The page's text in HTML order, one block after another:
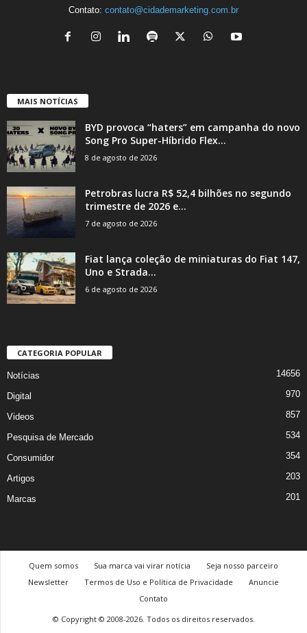
Contato: contato@cidademarketing.com.br
MAIS NOTÍCIAS
BYD provoca “haters” em campanha do novo
Song Pro Super-Híbrido Flex...
8 de agosto de 2026
Petrobras lucra R$ 52,4 bilhões no segundo
trimestre de 2026 e...
7 de agosto de 2026
Fiat lança coleção de miniaturas do Fiat 147,
Uno e Strada...
6 de agosto de 2026
CATEGORIA POPULAR
Notícias 14656
Digital 970
Videos 857
Pesquisa de Mercado 534
Consumidor 354
Artigos 203
Marcas 201
Quem somos Sua marca vai virar notícia
Seja nosso parceiro
Newsletter
Termos de Uso e Política de Privacidade
Anuncie
Contato
© Copyright © 2008-2026. Todos os direitos reservados.